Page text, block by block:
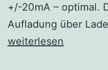
+/-20mA – optimal.
Aufladung über
weiterlesen